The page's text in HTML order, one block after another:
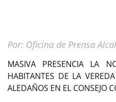
Por: Oficina de Prensa
MASIVA PRESENCIA LA
HABITANTES DE LA
ALEDAÑOS EN EL CONSEJO